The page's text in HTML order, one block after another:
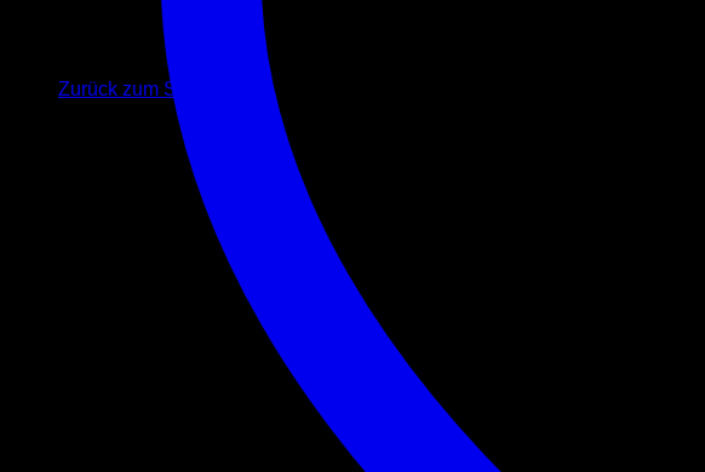
Es befinden sich keine Produkte im Warenkorb.
Zurück zum Shop